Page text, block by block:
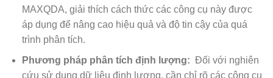
MAXQDA, giải thích cách thức các công cụ này được
áp dụng để nâng cao hiệu quả và độ tin cậy của quá
trình phân tích.
Phương pháp phân tích định lượng: Đối với nghiên
cứu sử dụng dữ liệu định lượng, cần chỉ rõ các công cụ